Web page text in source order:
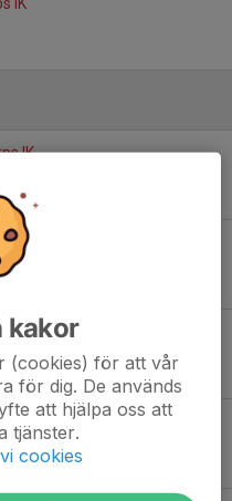
IK
HK Vit
IK
kakor
(cookies) för att vår
för dig. De används
att hjälpa oss att
tjänster.
cookies